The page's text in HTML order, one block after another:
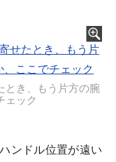
とき、もう片方の腕
ェック
ンドル位置が遠い